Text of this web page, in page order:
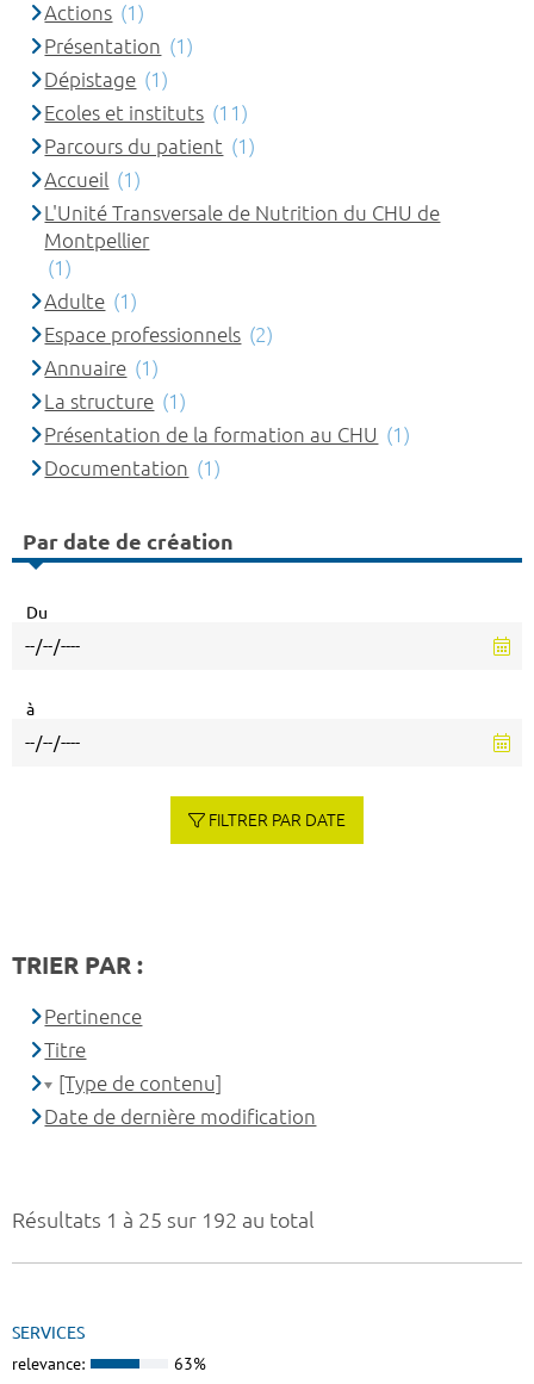
Résultats 1 à 25 sur 192 au total
SERVICES
relevance: 63%
Actions (1)
Présentation (1)
Dépistage (1)
Ecoles et instituts (11)
Parcours du patient (1)
Accueil (1)
L'Unité Transversale de Nutrition du CHU de
Montpellier
(1)
Adulte (1)
Espace professionnels (2)
Annuaire (1)
La structure (1)
Présentation de la formation au CHU (1)
Documentation (1)
Par date de création
Du
à
FILTRER PAR DATE
TRIER PAR :
Pertinence
Titre
[Type de contenu]
Date de dernière modification